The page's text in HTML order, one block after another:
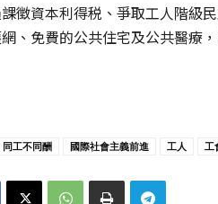
徵資本利得税、爭取工人階級
、免費的公共住宅及公共醫療
同工不同酬 國際社會主義前進 工人 工